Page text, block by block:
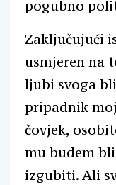
pogubno
Zaključujući
usmjeren na
ljubi svoga
pripadnik
čovjek,
mu budem
izgubiti. Ali